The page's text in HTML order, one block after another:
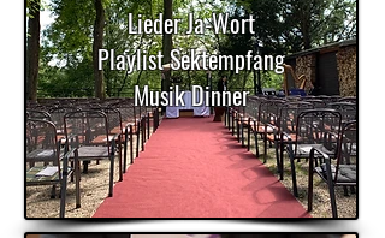
Lieder Ja-Wort
Playlist Sektempfang
Musik Dinner